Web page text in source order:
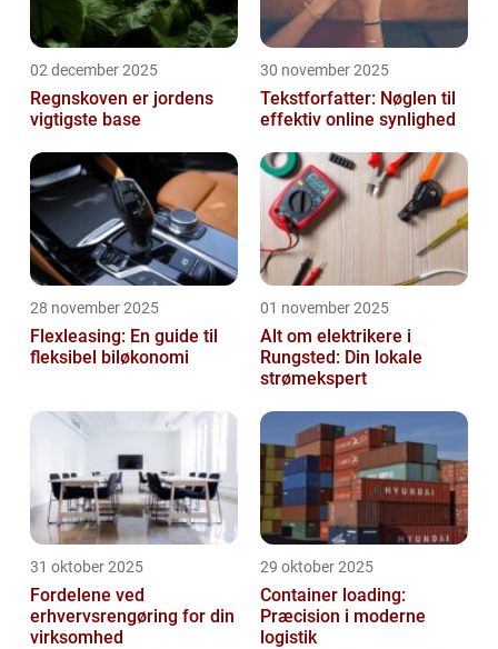
02 december 2025
Regnskoven er jordens
vigtigste base
30 november 2025
Tekstforfatter: Nøglen til
effektiv online synlighed
28 november 2025
Flexleasing: En guide til
fleksibel biløkonomi
01 november 2025
Alt om elektrikere i
Rungsted: Din lokale
strømekspert
31 oktober 2025
Fordelene ved
erhvervsrengøring for din
virksomhed
29 oktober 2025
Container loading:
Præcision i moderne
logistik